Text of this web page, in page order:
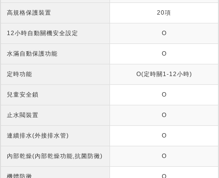
高規格保護裝置 20項
12小時自動關機安全設定 O
水滿自動保護功能 O
定時功能 O(定時關1-12小時)
兒童安全鎖 O
止水閥裝置 O
連續排水(外接排水管) O
內部乾燥(內部乾燥功能,抗菌防黴) O
機體防黴 O